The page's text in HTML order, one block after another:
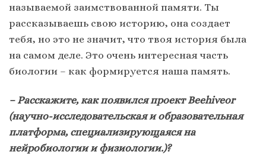
называемой заимствованной памяти. Ты
рассказываешь свою историю, она создает
тебя, но это не значит, что твоя история была
на самом деле. Это очень интересная часть
биологии – как формируется наша память.
– Расскажите, как появился проект Beehiveor
(научно-исследовательская и образовательная
платформа, специализирующаяся на
нейробиологии и физиологии.)?